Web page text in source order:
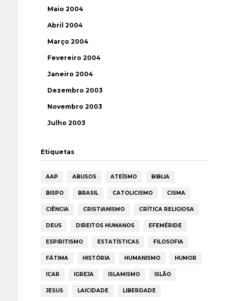
Maio 2004
Abril 2004
Março 2004
Fevereiro 2004
Janeiro 2004
Dezembro 2003
Novembro 2003
Julho 2003
Etiquetas
AAP ABUSOS ATEÍSMO BIBLIA
BISPO BRASIL CATOLICISMO CISMA
CIÊNCIA CRISTIANISMO CRÍTICA RELIGIOSA
DEUS DIREITOS HUMANOS EFEMÉRIDE
ESPIRITISMO ESTATÍSTICAS FILOSOFIA
FÁTIMA HISTÓRIA HUMANISMO HUMOR
ICAR IGREJA ISLAMISMO ISLÃO
JESUS LAICIDADE LIBERDADE